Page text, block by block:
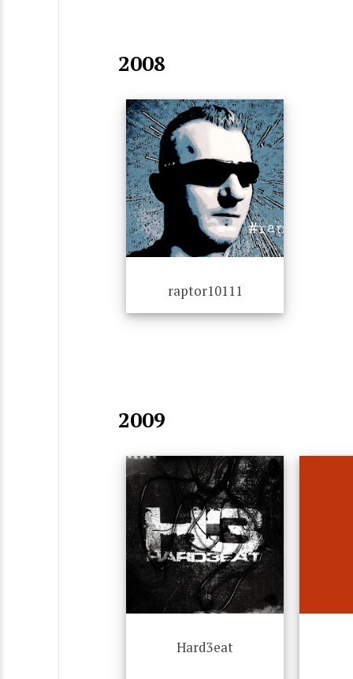
2008
raptor10111
2009
Hard3eat